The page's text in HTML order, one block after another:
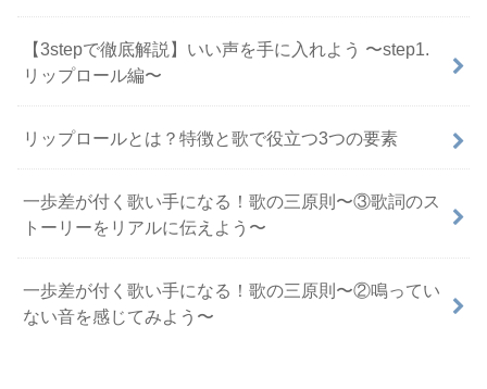
【3stepで徹底解説】いい声を手に入れよう 〜step1.
リップロール編〜
リップロールとは？特徴と歌で役立つ3つの要素
一歩差が付く歌い手になる！歌の三原則〜③歌詞のス
トーリーをリアルに伝えよう〜
一歩差が付く歌い手になる！歌の三原則〜②鳴ってい
ない音を感じてみよう〜